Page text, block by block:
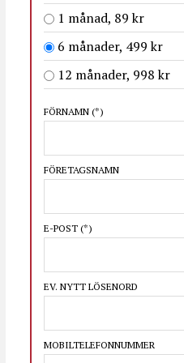
1 månad, 89 kr
6 månader, 499 kr
12 månader, 998 kr
FÖRNAMN (*)
FÖRETAGSNAMN
E-POST (*)
EV. NYTT LÖSENORD
MOBILTELEFONNUMMER